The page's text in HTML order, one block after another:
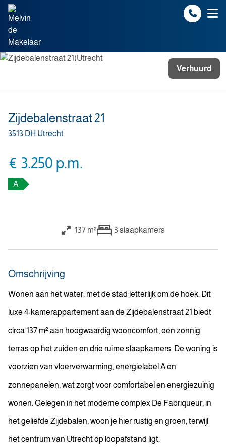
Spring naar inhoud
Verhuurd
Zijdebalenstraat 21
3513 DH Utrecht
€ 3.250 p.m.
A
137 m² 3 slaapkamers
Omschrijving
Wonen aan het water, met de stad letterlijk om de hoek. Dit
luxe 4-kamerappartement aan de Zijdebalenstraat 21 biedt
circa 137 m² aan hoogwaardig wooncomfort, een zonnig
terras op het zuiden en drie ruime slaapkamers. De woning is
voorzien van vloerverwarming, energielabel A en
zonnepanelen, wat zorgt voor comfortabel en energiezuinig
wonen. Gelegen in het moderne complex De Fabriqueur, in
het geliefde Zijdebalen, woon je hier rustig en groen, terwijl
het centrum van Utrecht op loopafstand ligt.